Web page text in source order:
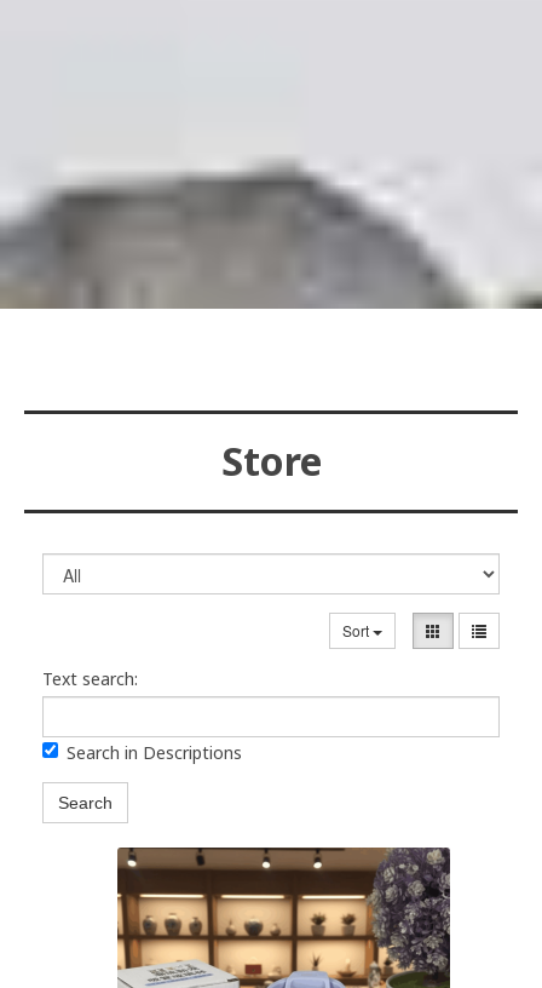
Store
Sort
Text search:
Search in Descriptions
Search